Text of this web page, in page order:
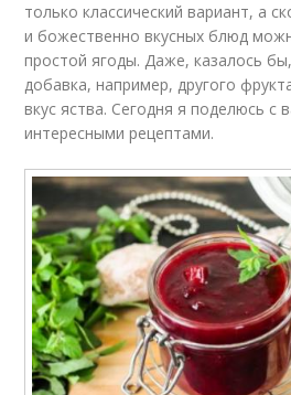
только классический вариант, а
и божественно вкусных блюд
простой ягоды. Даже, казалось
добавка, например, другого
вкус яства. Сегодня я поделюсь с
интересными рецептами.